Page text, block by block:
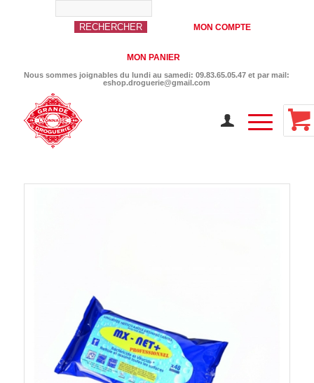
MON COMPTE
MON PANIER
Nous sommes joignables du lundi au samedi: 09.83.65.05.47 et par mail:
eshop.droguerie@gmail.com